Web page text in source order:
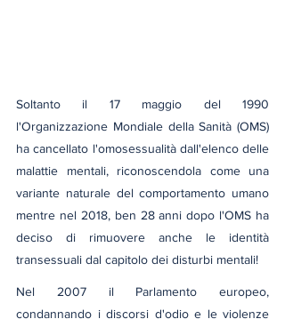
Soltanto il 17 maggio del 1990
l'Organizzazione Mondiale della Sanità (OMS)
ha cancellato l'omosessualità dall'elenco delle
malattie mentali, riconoscendola come una
variante naturale del comportamento umano
mentre nel 2018, ben 28 anni dopo l'OMS ha
deciso di rimuovere anche le identità
transessuali dal capitolo dei disturbi mentali!
Nel 2007 il Parlamento europeo,
condannando i discorsi d'odio e le violenze